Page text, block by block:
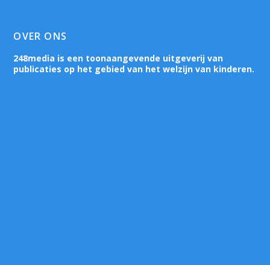
OVER ONS
248media is een toonaangevende uitgeverij van
publicaties op het gebied van het welzijn van kinderen.